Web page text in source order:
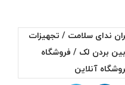
ندای سلامت / تجهیزات
بردن لک / فروشگاه
آنلاین